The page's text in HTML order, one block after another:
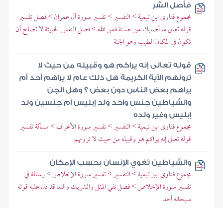
فأصل الشر
مجموع فتاوى ابن تيمية > التفسير > تفسير سورة آل عمران > فصل تفسير
قوله تعالى ما أصابك من حسنة فمن الله > فصل النفس الخبيثة لا تصلح أن
تكون في المكان الطيب وهو الجنة
قوله تعالى إنه يراكم هو وقبيله من حيث لا
ترونهم الآية الكريمة هل ذلك عام لا يراهم أحد أم
يراهم بعض الناس دون بعض ؟ وهل الجن
والشياطين جنس واحد ولد إبليس أم جنسين ولد
إبليس وغير ولده
مجموع فتاوى ابن تيمية > التفسير > تفسير سورة الأعراف > مسألة تفسير
قوله تعالى إنه يراكم هو وقبيله من حيث لا ترونهم
والشياطين تغوي الإنسان بحسب الإمكان
مجموع فتاوى ابن تيمية > التفسير > تفسير سورة الإخلاص > رسالة في
تفسير سورة الإخلاص > فصل نفي المثل والشريك والند قد دل عليه قوله
سبحانه أحد